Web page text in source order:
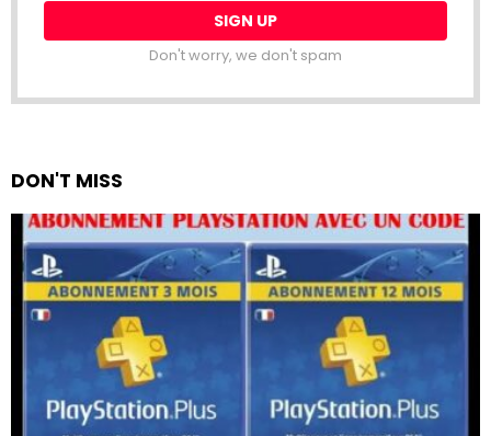
Don't worry, we don't spam
DON'T MISS